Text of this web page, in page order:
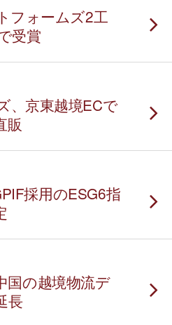
フォームズ2工
受賞
、京東越境ECで
販
採用のESG6指
国の越境物流デ
長